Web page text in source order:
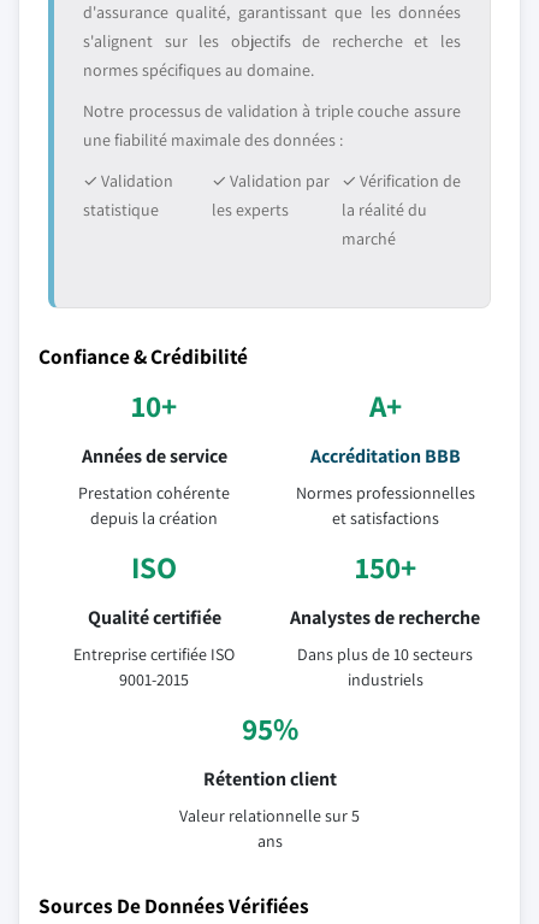
d'assurance qualité, garantissant que les données
s'alignent sur les objectifs de recherche et les
normes spécifiques au domaine.
Notre processus de validation à triple couche assure
une fiabilité maximale des données :
✓ Validation
statistique
✓ Validation par
les experts
✓ Vérification de
la réalité du
marché
Confiance & Crédibilité
10+
Années de service
Prestation cohérente
depuis la création
A+
Accréditation BBB
Normes professionnelles
et satisfactions
ISO
Qualité certifiée
Entreprise certifiée ISO
9001-2015
150+
Analystes de recherche
Dans plus de 10 secteurs
industriels
95%
Rétention client
Valeur relationnelle sur 5
ans
Sources De Données Vérifiées